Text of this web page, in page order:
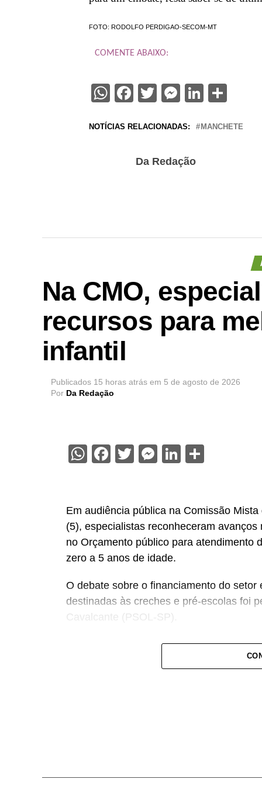
FOTO: RODOLFO PERDIGAO-SECOM-MT
COMENTE ABAIXO:
WhatsApp
Facebook
Twitter
Messenger
LinkedIn
NOTÍCIAS RELACIONADAS: MANCHETE
Da Redação
Na CMO,
recursos para
infantil
Publicados 15 horas atrás em 5 de agosto de 2026
Por Da Redação
WhatsApp
Facebook
Twitter
Messenger
LinkedIn
Em audiência pública na Comissão
(5), especialistas reconheceram
no Orçamento público para atendimento
zero a 5 anos de idade.
O debate sobre o financiamento do
destinadas às creches e pré-escolas foi
Cavalcante (PSOL-SP).
— Estamos aqui pensando e discutindo
recursos para a educação infantil —
organizações sociais, o que promoveria